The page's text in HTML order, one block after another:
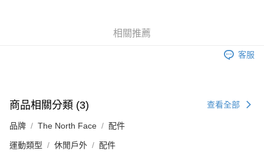
相關推薦
客服
商品相關分類 (3) 查看全部
品牌 The North Face 配件
運動類型 休閒戶外 配件